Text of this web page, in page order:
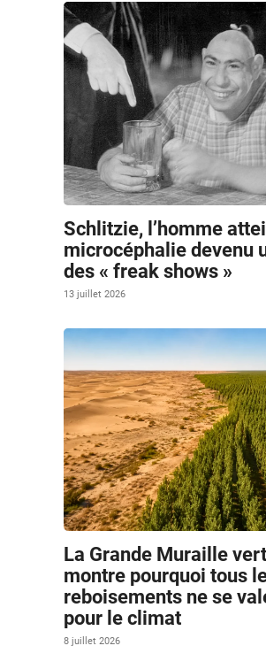
Schlitzie, l’homme
microcéphalie devenu
des « freak shows »
13 juillet 2026
La Grande Muraille
montre pourquoi tous
reboisements ne se
pour le climat
8 juillet 2026